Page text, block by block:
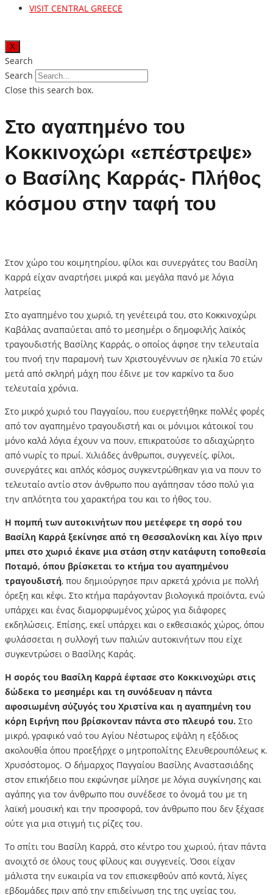
VISIT CENTRAL GREECE
X
Search
Search
Close this search box.
Στο αγαπημένο του
Κοκκινοχώρι «επέστρεψε»
ο Βασίλης Καρράς- Πλήθος
κόσμου στην ταφή του
Στον χώρο του κοιμητηρίου, φίλοι και συνεργάτες του Βασίλη
Καρρά είχαν αναρτήσει μικρά και μεγάλα πανό με λόγια
λατρείας
Στο αγαπημένο του χωριό, τη γενέτειρά του, στο Κοκκινοχώρι
Καβάλας αναπαύεται από το μεσημέρι ο δημοφιλής λαϊκός
τραγουδιστής Βασίλης Καρράς, ο οποίος άφησε την τελευταία
του πνοή την παραμονή των Χριστουγέννων σε ηλικία 70 ετών
μετά από σκληρή μάχη που έδινε με τον καρκίνο τα δυο
τελευταία χρόνια.
Στο μικρό χωριό του Παγγαίου, που ευεργετήθηκε πολλές φορές
από τον αγαπημένο τραγουδιστή και οι μόνιμοι κάτοικοί του
μόνο καλά λόγια έχουν να πουν, επικρατούσε το αδιαχώρητο
από νωρίς το πρωί. Χιλιάδες άνθρωποι, συγγενείς, φίλοι,
συνεργάτες και απλός κόσμος συγκεντρώθηκαν για να πουν το
τελευταίο αντίο στον άνθρωπο που αγάπησαν τόσο πολύ για
την απλότητα του χαρακτήρα του και το ήθος του.
Η πομπή των αυτοκινήτων που μετέφερε τη σορό του
Βασίλη Καρρά ξεκίνησε από τη Θεσσαλονίκη και λίγο πριν
μπει στο χωριό έκανε μια στάση στην κατάφυτη τοποθεσία
Ποταμό, όπου βρίσκεται το κτήμα του αγαπημένου
τραγουδιστή, που δημιούργησε πριν αρκετά χρόνια με πολλή
όρεξη και κέφι. Στο κτήμα παράγονταν βιολογικά προϊόντα, ενώ
υπάρχει και ένας διαμορφωμένος χώρος για διάφορες
εκδηλώσεις. Επίσης, εκεί υπάρχει και ο εκθεσιακός χώρος, όπου
φυλάσσεται η συλλογή των παλιών αυτοκινήτων που είχε
συγκεντρώσει ο Βασίλης Καράς.
Η σορός του Βασίλη Καρρά έφτασε στο Κοκκινοχώρι στις
δώδεκα το μεσημέρι και τη συνόδευαν η πάντα
αφοσιωμένη σύζυγός του Χριστίνα και η αγαπημένη του
κόρη Ειρήνη που βρίσκονταν πάντα στο πλευρό του. Στο
μικρό, γραφικό ναό του Αγίου Νέστωρος εψάλη η εξόδιος
ακολουθία όπου προεξήρχε ο μητροπολίτης Ελευθερουπόλεως κ.
Χρυσόστομος. Ο δήμαρχος Παγγαίου Βασίλης Αναστασιάδης
στον επικήδειο που εκφώνησε μίλησε με λόγια συγκίνησης και
αγάπης για τον άνθρωπο που συνέδεσε το όνομά του με τη
λαϊκή μουσική και την προσφορά, τον άνθρωπο που δεν ξέχασε
ούτε για μια στιγμή τις ρίζες του.
Το σπίτι του Βασίλη Καρρά, στο κέντρο του χωριού, ήταν πάντα
ανοιχτό σε όλους τους φίλους και συγγενείς. Όσοι είχαν
μάλιστα την ευκαιρία να τον επισκεφθούν από κοντά, λίγες
εβδομάδες πριν από την επιδείνωση της της υγείας του,